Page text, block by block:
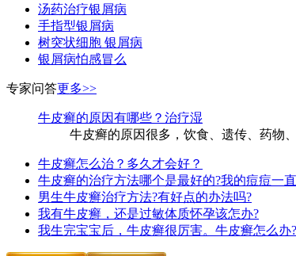
汤药治疗银屑病
手指型银屑病
树突状细胞 银屑病
银屑病怕感冒么
专家问答更多>>
牛皮癣的原因有哪些？治疗湿
牛皮癣的原因很多，饮食、遗传、药物
牛皮癣怎么治？多久才会好？
牛皮癣的治疗方法哪个是最好的?我的痘痘一
男生牛皮癣治疗方法?有好点的办法吗?
我有牛皮癣，还是过敏体质怀孕该怎办?
我生完宝宝后，牛皮癣很厉害。牛皮癣怎么办